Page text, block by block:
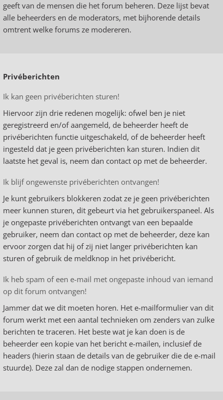
geeft van de mensen die het forum beheren. Deze lijst bevat
alle beheerders en de moderators, met bijhorende details
omtrent welke forums ze modereren.
Privéberichten
Ik kan geen privéberichten sturen!
Hiervoor zijn drie redenen mogelijk: ofwel ben je niet
geregistreerd en/of aangemeld, de beheerder heeft de
privéberichten functie uitgeschakeld, of de beheerder heeft
ingesteld dat je geen privéberichten kan sturen. Indien dit
laatste het geval is, neem dan contact op met de beheerder.
Ik blijf ongewenste privéberichten ontvangen!
Je kunt gebruikers blokkeren zodat ze je geen privéberichten
meer kunnen sturen, dit gebeurt via het gebruikerspaneel. Als
je ongepaste privéberichten ontvangt van een bepaalde
gebruiker, neem dan contact op met de beheerder, deze kan
ervoor zorgen dat hij of zij niet langer privéberichten kan
sturen of gebruik de meldknop in het privébericht.
Ik heb spam of een e-mail met ongepaste inhoud van iemand
op dit forum ontvangen!
Jammer dat we dit moeten horen. Het e-mailformulier van dit
forum werkt met een aantal technieken om zenders van zulke
berichten te traceren. Het beste wat je kan doen is de
beheerder een kopie van het bericht e-mailen, inclusief de
headers (hierin staan de details van de gebruiker die de e-mail
stuurde). Deze zal dan de nodige stappen ondernemen.